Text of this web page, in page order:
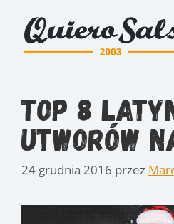
treści
Top 8
Utworów
24 grudnia 2016 przez